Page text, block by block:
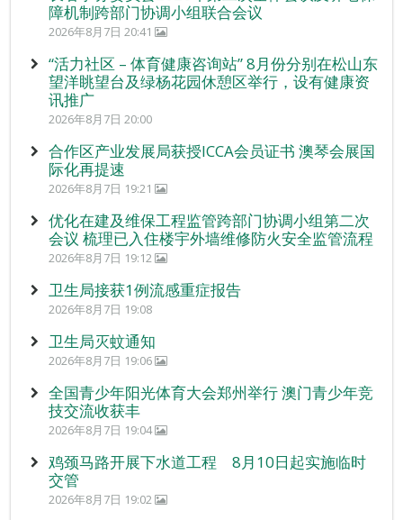
障机制跨部门协调小组联合会议
2026年8月7日 20:41
“活力社区 – 体育健康咨询站” 8月份分别在松山东
望洋眺望台及绿杨花园休憩区举行，设有健康资
讯推广
2026年8月7日 20:00
合作区产业发展局获授ICCA会员证书 澳琴会展国
际化再提速
2026年8月7日 19:21
优化在建及维保工程监管跨部门协调小组第二次
会议 梳理已入住楼宇外墙维修防火安全监管流程
2026年8月7日 19:12
卫生局接获1例流感重症报告
2026年8月7日 19:08
卫生局灭蚊通知
2026年8月7日 19:06
全国青少年阳光体育大会郑州举行 澳门青少年竞
技交流收获丰
2026年8月7日 19:04
鸡颈马路开展下水道工程 8月10日起实施临时
交管
2026年8月7日 19:02